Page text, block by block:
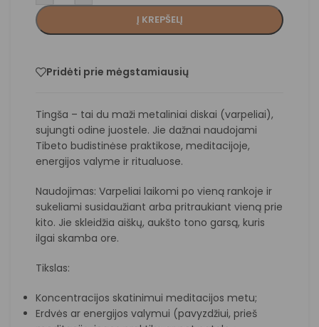
Į KREPŠELĮ
Pridėti prie mėgstamiausių
Tingša – tai du maži metaliniai diskai (varpeliai),
sujungti odine juostele. Jie dažnai naudojami
Tibeto budistinėse praktikose, meditacijoje,
energijos valyme ir ritualuose.
Naudojimas: Varpeliai laikomi po vieną rankoje ir
sukeliami susidaužiant arba pritraukiant vieną prie
kito. Jie skleidžia aiškų, aukšto tono garsą, kuris
ilgai skamba ore.
Tikslas:
Koncentracijos skatinimui meditacijos metu;
Erdvės ar energijos valymui (pavyzdžiui, prieš